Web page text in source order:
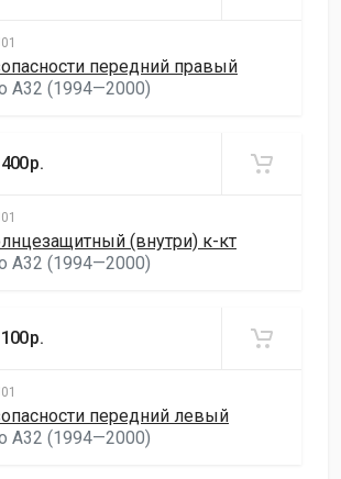
передний правый
A32 (1994—2000)
(внутри) к-кт
A32 (1994—2000)
р.
передний левый
A32 (1994—2000)
р.